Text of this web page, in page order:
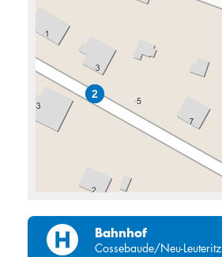
2
2
Bahnhof
Cossebaude/Neu-Leuteritz